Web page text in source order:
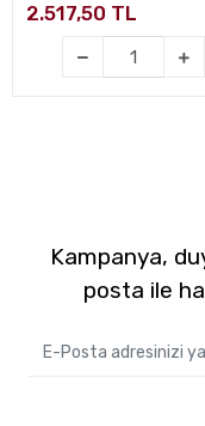
2.517,50 TL
Kampanya,
posta ile